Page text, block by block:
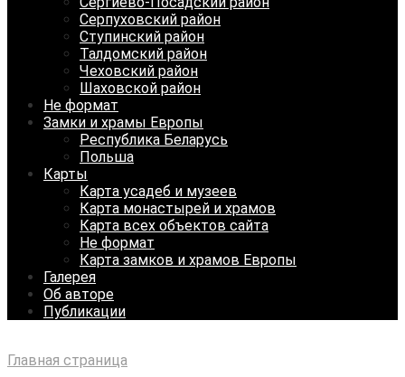
Серпуховский район
Ступинский район
Талдомский район
Чеховский район
Шаховской район
Не формат
Замки и храмы Европы
Республика Беларусь
Польша
Карты
Карта усадеб и музеев
Карта монастырей и храмов
Карта всех объектов сайта
Не формат
Карта замков и храмов Европы
Галерея
Об авторе
Публикации
Главная страница